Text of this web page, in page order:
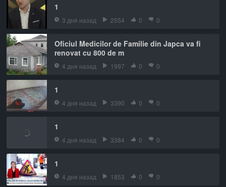
1
3 дня назад 2554 0 0
Oficiul Medicilor de Familie din Japca va fi
renovat cu 800 de m
4 дня назад 1997 0 0
1
4 дня назад 3390 0 0
1
4 дня назад 3384 0 0
1
4 дня назад 1853 0 0